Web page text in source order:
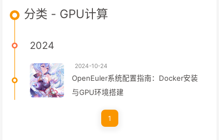
分类 - GPU计算
2024
2024-10-24
OpenEuler系统配置指南：Docker安装
与GPU环境搭建
1